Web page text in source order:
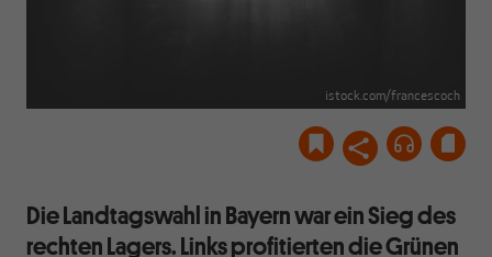
istock.com/francescoch
Die Landtagswahl in Bayern war ein Sieg des
rechten Lagers. Links profitierten die Grünen